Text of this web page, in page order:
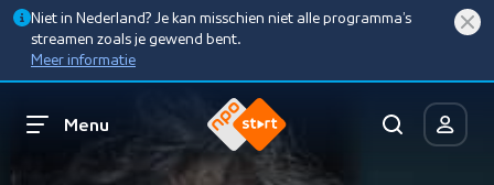
Niet in Nederland? Je kan misschien niet alle programma’s
streamen zoals je gewend bent.
Meer informatie
Menu